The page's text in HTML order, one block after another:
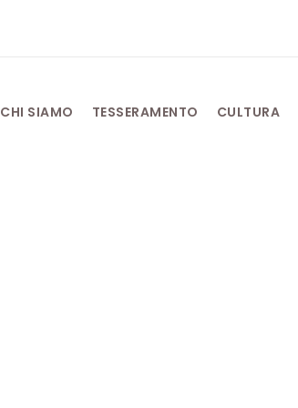
CHI SIAMO TESSERAMENTO CULTURA